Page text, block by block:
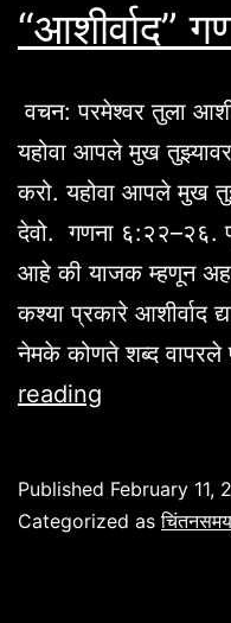
“आशीर्वाद”
वचन: परमेश्वर तुला
यहोवा आपले मुख
करो. यहोवा आपले मुख
देवो. गणना ६:२२–२६.
आहे की याजक म्हणून
कश्या प्रकारे आशीर्वाद
नेमके कोणते शब्द वापरले
reading
Published February 11,
Categorized asचिंतनसमय